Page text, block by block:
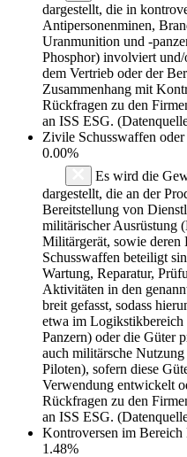
dargestellt, die in
Antipersonenminen,
Uranmunition und -
Phosphor) involviert
dem Vertrieb oder der
Zusammenhang mit
Rückfragen zu den
an ISS ESG.
Zivile Schusswaffen
0.00%
Es wird die
dargestellt, die an der
Bereitstellung von
militärischer Ausrüstung
Militärgerät, sowie deren
Schusswaffen beteiligt
Wartung, Reparatur,
Aktivitäten in den
breit gefasst, sodass
etwa im
Panzern) oder die Güter
auch militärsche
Piloten), sofern diese
Verwendung entwickelt
Rückfragen zu den
an ISS ESG.
Kontroversen im Bereich
1.48%